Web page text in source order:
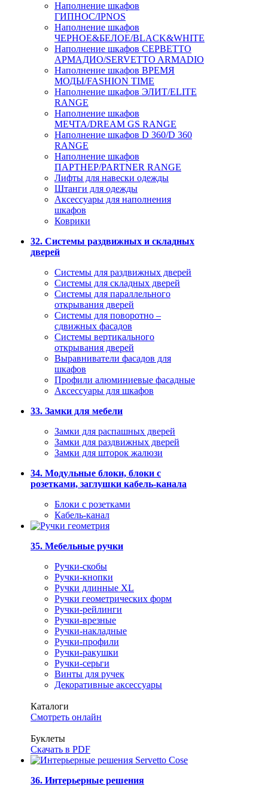
Наполнение шкафов
ГИПНОС/IPNOS
Наполнение шкафов
ЧЕРНОЕ&БЕЛОЕ/BLACK&WHITE
Наполнение шкафов СЕРВЕТТО
АРМАДИО/SERVETTO ARMADIO
Наполнение шкафов ВРЕМЯ
МОДЫ/FASHION TIME
Наполнение шкафов ЭЛИТ/ELITE
RANGE
Наполнение шкафов
МЕЧТА/DREAM GS RANGE
Наполнение шкафов D 360/D 360
RANGE
Наполнение шкафов
ПАРТНЕР/PARTNER RANGE
Лифты для навески одежды
Штанги для одежды
Аксессуары для наполнения
шкафов
Коврики
32. Системы раздвижных и складных
дверей
Системы для раздвижных дверей
Системы для складных дверей
Системы для параллельного
открывания дверей
Системы для поворотно –
сдвижных фасадов
Системы вертикального
открывания дверей
Выравниватели фасадов для
шкафов
Профили алюминиевые фасадные
Аксессуары для шкафов
33. Замки для мебели
Замки для распашных дверей
Замки для раздвижных дверей
Замки для шторок жалюзи
34. Модульные блоки, блоки с
розетками, заглушки кабель-канала
Блоки с розетками
Кабель-канал
35. Мебельные ручки
Ручки-скобы
Ручки-кнопки
Ручки длинные XL
Ручки геометрических форм
Ручки-рейлинги
Ручки-врезные
Ручки-накладные
Ручки-профили
Ручки-ракушки
Ручки-серьги
Винты для ручек
Декоративные аксессуары
Каталоги
Смотреть онлайн
Буклеты
Скачать в PDF
36. Интерьерные решения